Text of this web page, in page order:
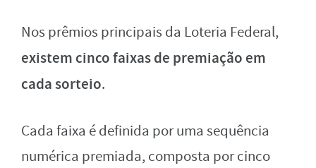
Nos prêmios principais da Loteria Federal,
existem cinco faixas de premiação em
cada sorteio.
Cada faixa é definida por uma sequência
numérica premiada, composta por cinco